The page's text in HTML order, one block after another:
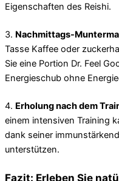
Eigenschaften des Reishi.
3. Nachmittags-
Tasse Kaffee oder
Sie eine Portion Dr. Feel
Energieschub ohne
4. Erholung nach dem
einem intensiven Training
dank seiner
unterstützen.
Fazit: Erleben Sie